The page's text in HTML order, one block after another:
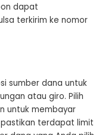
dapat
terkirim ke nomor
sumber dana untuk
atau giro. Pilih
untuk membayar
terdapat limit